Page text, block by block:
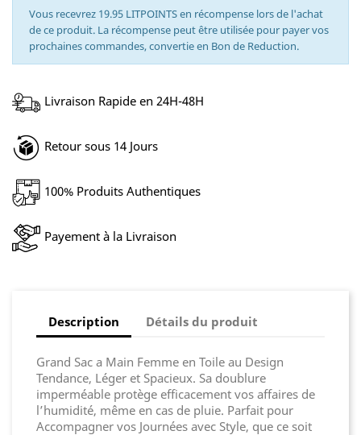
Vous recevrez 19.95 LITPOINTS en récompense lors de l'achat
de ce produit. La récompense peut être utilisée pour payer vos
prochaines commandes, convertie en Bon de Reduction.
Livraison Rapide en 24H-48H
Retour sous 14 Jours
100% Produits Authentiques
Payement à la Livraison
Description Détails du produit
Grand Sac a Main Femme en Toile au Design
Tendance, Léger et Spacieux. Sa doublure
imperméable protège efficacement vos affaires de
l’humidité, même en cas de pluie. Parfait pour
Accompagner vos Journées avec Style, que ce soit